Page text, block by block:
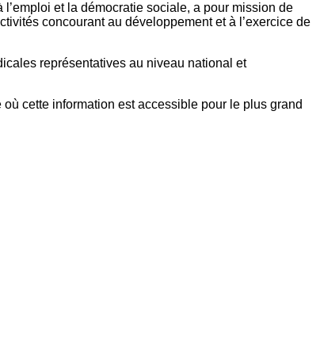
et la démocratie sociale, a pour mission de
concourant au développement et à l’exercice de
représentatives au niveau national et
cette information est accessible pour le plus grand